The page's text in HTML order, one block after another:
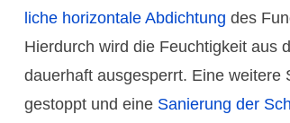
liche hori­zon­tale Abdich­tung des
Hier­durch wird die Feuch­tig­keit aus
dauer­haft ausge­sperrt. Eine weitere
gestoppt und eine Sanie­rung der